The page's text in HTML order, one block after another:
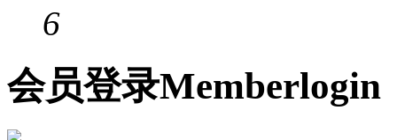
6
会员登录Memberlogin